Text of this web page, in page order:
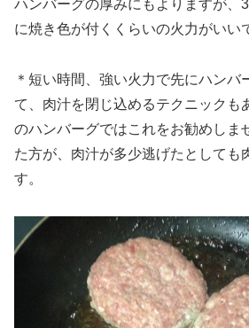
ハンバーグの厚みにもよりますが、
に焼き色が付くくらいの火力がいい
＊短い時間、強い火力で先にハンバ
て、肉汁を閉じ込めるテクニックも
のハンバーグではこれをお勧めしま
た方が、肉汁が多少逃げたとしても
す。